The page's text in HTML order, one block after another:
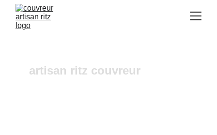
artisan ritz couvreur